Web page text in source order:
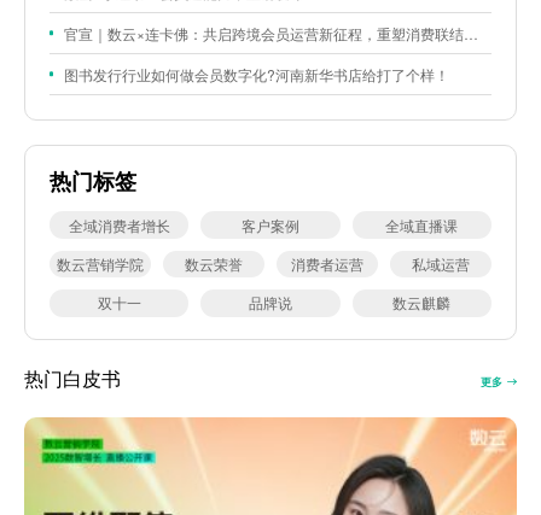
官宣｜数云×连卡佛：共启跨境会员运营新征程，重塑消费联结新体验
图书发行行业如何做会员数字化?河南新华书店给打了个样！
热门标签
全域消费者增长 客户案例
全域直播课
数云营销学院
数云荣誉 消费者运营
私域运营
双十一
品牌说 数云麒麟
热门白皮书 更多